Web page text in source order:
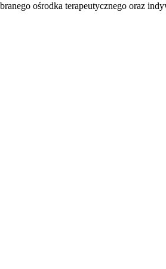
ośrodka terapeutycznego oraz